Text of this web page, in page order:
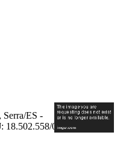
ES -
18.502.558/0001-30